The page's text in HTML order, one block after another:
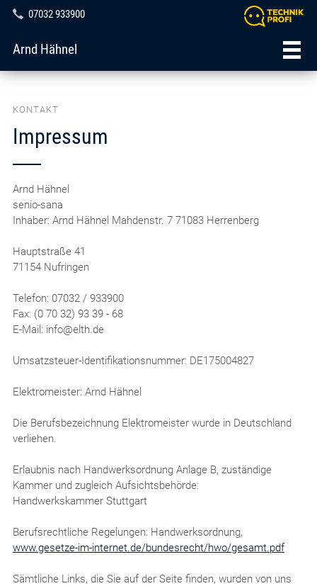
07032 933900
Arnd Hähnel
KONTAKT
Impressum
Arnd Hähnel
senio-sana
Inhaber: Arnd Hähnel Mahdenstr. 7 71083 Herrenberg
Hauptstraße 41
71154 Nufringen
Telefon: 07032 / 933900
Fax: (0 70 32) 93 39 - 68
E-Mail: info@elth.de
Umsatzsteuer-Identifikationsnummer: DE175004827
Elektromeister: Arnd Hähnel
Die Berufsbezeichnung Elektromeister wurde in Deutschland
verliehen.
Erlaubnis nach Handwerksordnung Anlage B, zuständige
Kammer und zugleich Aufsichtsbehörde:
Handwerkskammer Stuttgart
Berufsrechtliche Regelungen: Handwerksordnung,
www.gesetze-im-internet.de/bundesrecht/hwo/gesamt.pdf
Sämtliche Links, die Sie auf der Seite finden, wurden von uns